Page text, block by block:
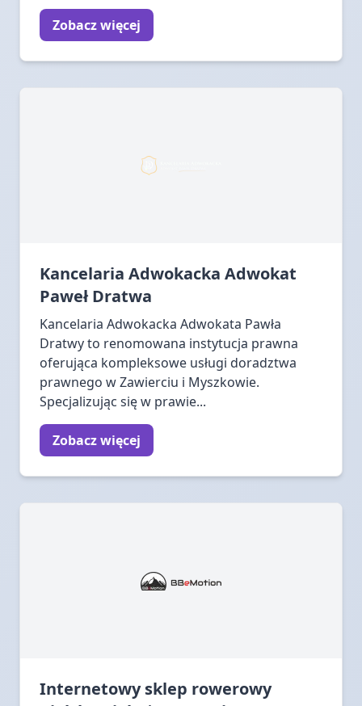
Zobacz więcej
Kancelaria Adwokacka Adwokat
Paweł Dratwa
Kancelaria Adwokacka Adwokata Pawła
Dratwy to renomowana instytucja prawna
oferująca kompleksowe usługi doradztwa
prawnego w Zawierciu i Myszkowie.
Specjalizując się w prawie...
Zobacz więcej
Internetowy sklep rowerowy